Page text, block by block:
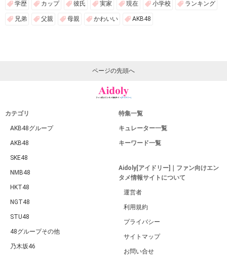
学歴 カップ 彼氏 実家 現在 小学校 ランキング
兄弟 父親 母親 かわいい AKB48
ページの先頭へ
カテゴリ
AKB48グループ
AKB48
SKE48
NMB48
HKT48
NGT48
STU48
48グループその他
乃木坂46
特集一覧
キュレーター一覧
キーワード一覧
Aidoly[アイドリー]｜ファン向けエン
タメ情報サイトについて
運営者
利用規約
プライバシー
サイトマップ
お問い合せ